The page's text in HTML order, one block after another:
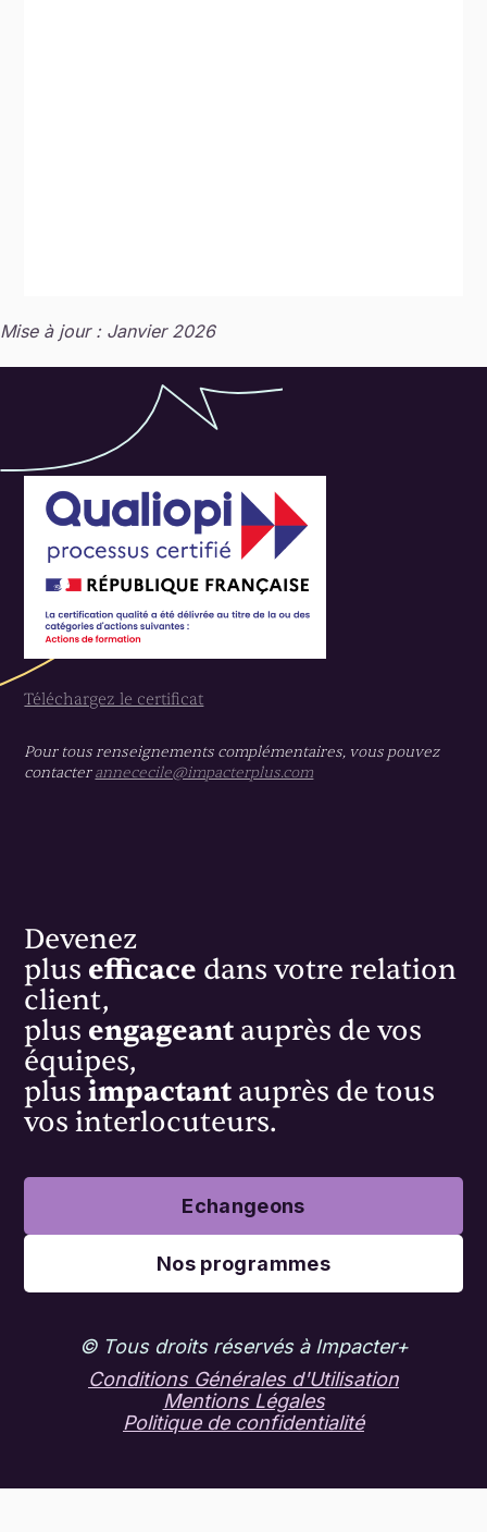
Mise à jour : Janvier 2026
Téléchargez le certificat
Pour tous renseignements complémentaires, vous pouvez
contacterannececile@impacterplus.com
Devenez
plus efficace dans votre relation
client,
plus engageant auprès de vos
équipes,
plusimpactant auprès de tous
vos interlocuteurs.
Echangeons
Nos programmes
© Tous droits réservés à Impacter+
Conditions Générales d'Utilisation
Mentions Légales
Politique de confidentialité